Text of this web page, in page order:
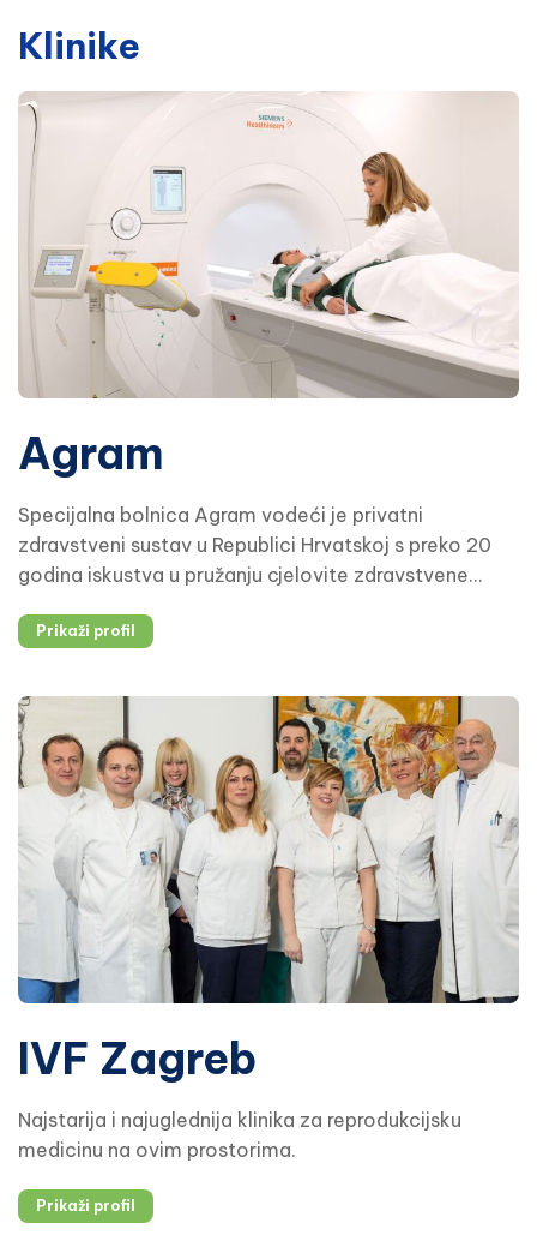
Klinike
Agram
Specijalna bolnica Agram vodeći je privatni
zdravstveni sustav u Republici Hrvatskoj s preko 20
godina iskustva u pružanju cjelovite zdravstvene
izvrsnosti, ranoj dijagnostici te interdisciplinarnom
Prikaži profil
IVF Zagreb
Najstarija i najuglednija klinika za reprodukcijsku
medicinu na ovim prostorima.
Prikaži profil